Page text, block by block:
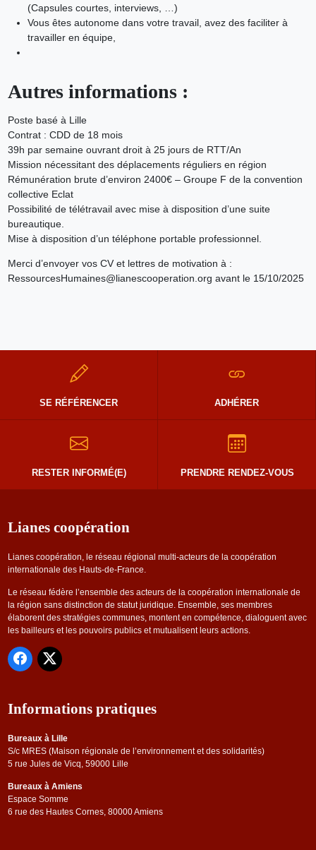
(Capsules courtes, interviews, …)
Vous êtes autonome dans votre travail, avez des faciliter à
travailler en équipe,
Autres informations :
Poste basé à Lille
Contrat : CDD de 18 mois
39h par semaine ouvrant droit à 25 jours de RTT/An
Mission nécessitant des déplacements réguliers en région
Rémunération brute d’environ 2400€ – Groupe F de la convention
collective Eclat
Possibilité de télétravail avec mise à disposition d’une suite
bureautique.
Mise à disposition d’un téléphone portable professionnel.
Merci d’envoyer vos CV et lettres de motivation à :
RessourcesHumaines@lianescooperation.org avant le 15/10/2025
SE RÉFÉRENCER ADHÉRER
RESTER INFORMÉ(E) PRENDRE RENDEZ-VOUS
Lianes coopération
Lianes coopération, le réseau régional multi-acteurs de la coopération
internationale des Hauts-de-France.
Le réseau fédère l’ensemble des acteurs de la coopération internationale de
la région sans distinction de statut juridique. Ensemble, ses membres
élaborent des stratégies communes, montent en compétence, dialoguent avec
les bailleurs et les pouvoirs publics et mutualisent leurs actions.
Informations pratiques
Bureaux à Lille
S/c MRES (Maison régionale de l’environnement et des solidarités)
5 rue Jules de Vicq, 59000 Lille
Bureaux à Amiens
Espace Somme
6 rue des Hautes Cornes, 80000 Amiens